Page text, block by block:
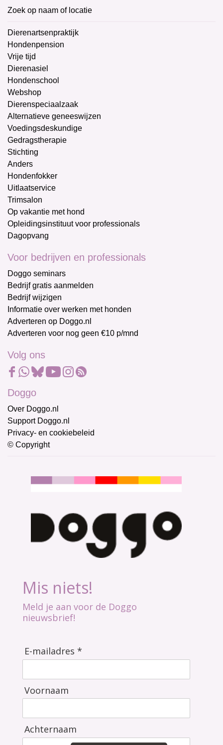
Zoek op naam of locatie
Dierenartsenpraktijk
Hondenpension
Vrije tijd
Dierenasiel
Hondenschool
Webshop
Dierenspeciaalzaak
Alternatieve geneeswijzen
Voedingsdeskundige
Gedragstherapie
Stichting
Anders
Hondenfokker
Uitlaatservice
Trimsalon
Op vakantie met hond
Opleidingsinstituut voor professionals
Dagopvang
Voor bedrijven en professionals
Doggo seminars
Bedrijf gratis aanmelden
Bedrijf wijzigen
Informatie over werken met honden
Adverteren op Doggo.nl
Adverteren voor nog geen €10 p/mnd
Volg ons
Doggo
Over Doggo.nl
Support Doggo.nl
Privacy- en cookiebeleid
© Copyright
Mis niets!
Meld je aan voor de Doggo
nieuwsbrief!
E-mailadres *
Voornaam
Achternaam